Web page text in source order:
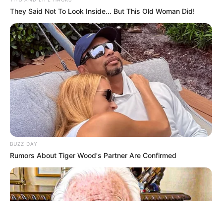
They Said Not To Look Inside... But This Old Woman Did!
BUZZ DAY
Rumors About Tiger Wood's Partner Are Confirmed